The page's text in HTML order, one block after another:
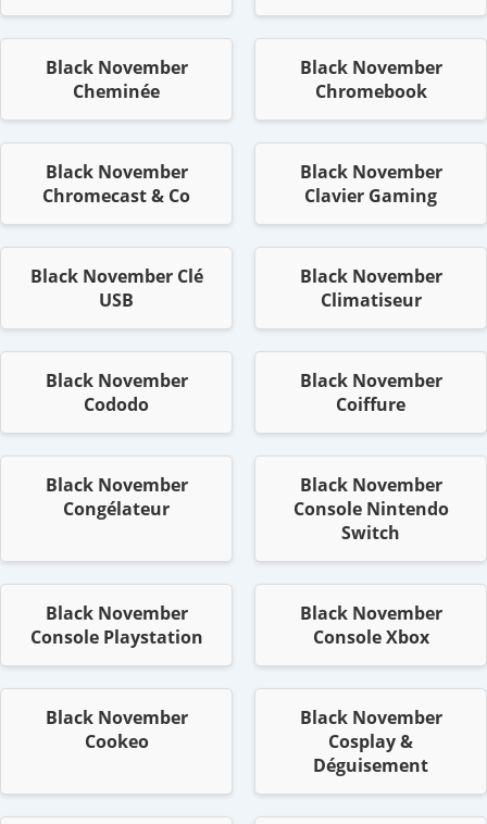
Black November
Cheminée
Black November
Chromebook
Black November
Chromecast & Co
Black November
Clavier Gaming
Black November Clé
USB
Black November
Climatiseur
Black November
Cododo
Black November
Coiffure
Black November
Congélateur
Black November
Console Nintendo
Switch
Black November
Console Playstation
Black November
Console Xbox
Black November
Cookeo
Black November
Cosplay &
Déguisement